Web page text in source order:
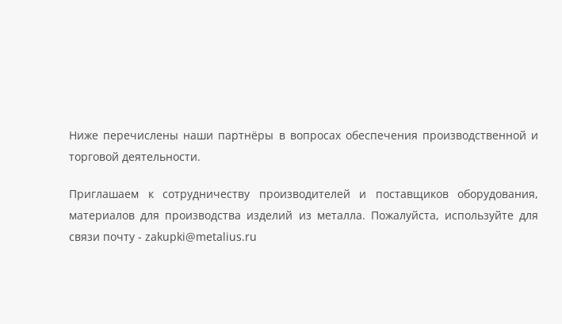
Ниже перечислены наши партнёры в вопросах обеспечения производственной и
торговой деятельности.
Приглашаем к сотрудничеству производителей и поставщиков оборудования,
материалов для производства изделий из металла. Пожалуйста, используйте для
связи почту - zakupki@metalius.ru